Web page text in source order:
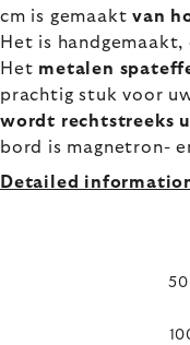
cm is gemaakt van
Het is
Het metalen
prachtig stuk voor
wordt rechtstreeks
bord is magnetron-
Detailed